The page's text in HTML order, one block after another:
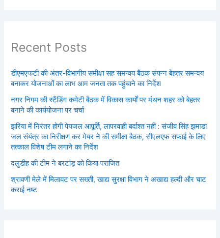
Recent Posts
डीएमएफटी की अंतर-विभागीय समीक्षा सह समन्वय बैठक संपन्न बेहतर समन्वय
बनाकर योजनाओं का लाभ आम जनता तक पहुंचाने का निर्देश
नगर निगम की स्टैंडिंग कमेटी बैठक में विकास कार्यों पर मंथन शहर को बेहतर
बनाने की कार्ययोजना पर चर्चा
झरिया में निरंतर होगी पेयजल आपूर्ति, लापरवाही बर्दाश्त नहीं : संजीव सिंह झमाडा
जल संयंत्र का निरीक्षण कर मेयर ने की समीक्षा बैठक, सीएलएफ सफाई के लिए
तत्काल विशेष टीम लगाने का निर्देश
दलुडीह की टीम ने बरटांड़ को किया पराजित
श्रावणी मेले में मिलावट पर सख्ती, खाद्य सुरक्षा विभाग ने अखाद्य हल्दी और चाट
कराई नष्ट